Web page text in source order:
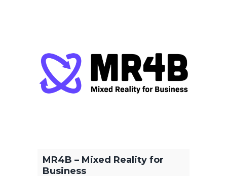
MR4B – Mixed Reality for
Business